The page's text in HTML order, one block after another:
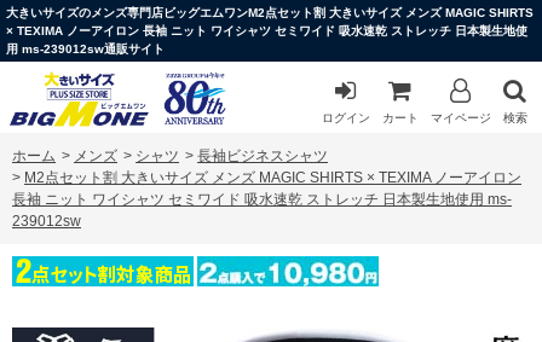
大きいサイズのメンズ専門店ビッグエムワンM2点セット割 大きいサイズ メンズ MAGIC SHIRTS
× TEXIMA ノーアイロン 長袖 ニット ワイシャツ セミワイド 吸水速乾 ストレッチ 日本製生地使
用 ms-239012sw通販サイト
ログイン カート マイページ 検索
ホーム > メンズ > シャツ > 長袖ビジネスシャツ
> M2点セット割 大きいサイズ メンズ MAGIC SHIRTS × TEXIMA ノーアイロン
長袖 ニット ワイシャツ セミワイド 吸水速乾 ストレッチ 日本製生地使用 ms-
239012sw